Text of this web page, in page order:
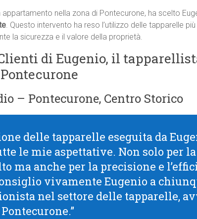
nella zona di Pontecurone, ha scelto
. Questo intervento ha reso l’utilizzo delle tapparelle
la sicurezza e il valore della proprietà.
di Eugenio, il
– Pontecurone, Centro Storico
delle tapparelle eseguita da
le mie aspettative. Non solo per
ma anche per la precisione e
vivamente Eugenio a
nel settore delle tapparelle,